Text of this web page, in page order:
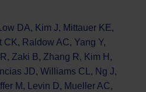
DA, Kim J, Mittauer KE,
CK, Raldow AC, Yang Y,
Zaki B, Zhang R, Kim H,
JD, Williams CL, Ng J,
M, Levin D, Mueller AC,